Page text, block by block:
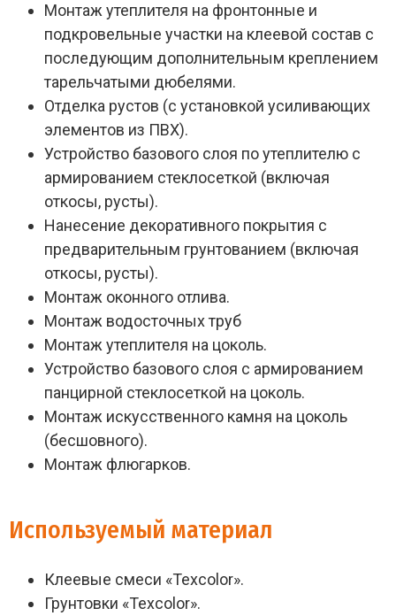
Монтаж утеплителя на фронтонные и
подкровельные участки на клеевой состав с
последующим дополнительным креплением
тарельчатыми дюбелями.
Отделка рустов (с установкой усиливающих
элементов из ПВХ).
Устройство базового слоя по утеплителю с
армированием стеклосеткой (включая
откосы, русты).
Нанесение декоративного покрытия с
предварительным грунтованием (включая
откосы, русты).
Монтаж оконного отлива.
Монтаж водосточных труб
Монтаж утеплителя на цоколь.
Устройство базового слоя с армированием
панцирной стеклосеткой на цоколь.
Монтаж искусственного камня на цоколь
(бесшовного).
Монтаж флюгарков.
Используемый материал
Клеевые смеси «Texcolor».
Грунтовки «Texcolor».